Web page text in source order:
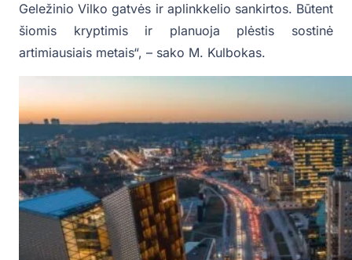
Geležinio Vilko gatvės ir aplinkkelio sankirtos. Būtent
šiomis kryptimis ir planuoja plėstis sostinė
artimiausiais metais“, – sako M. Kulbokas.